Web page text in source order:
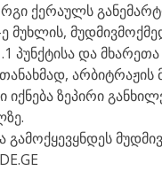
ქერაულს
პუნქტისა და
ზეპირი